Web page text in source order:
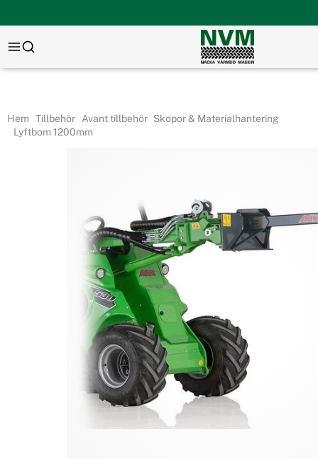
Hem Tillbehör Avant tillbehör Skopor & Materialhantering
Lyftbom 1200mm